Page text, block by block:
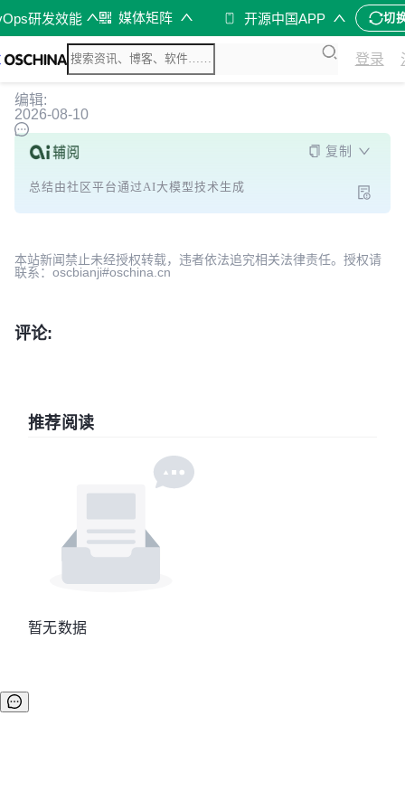
研发效能 媒体矩阵 开源中国APP 切
登录
编辑:
2026-08-10
复制
总结由社区平台通过AI大模型技术生成
本站新闻禁止未经授权转载，违者依法追究相关法律责任。授权请
联系：oscbianji#oschina.cn
评论:
推荐阅读
暂无数据